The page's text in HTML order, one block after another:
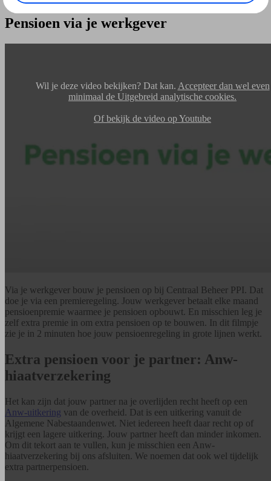
Pensioen via je werkgever
Wil je deze video bekijken? Dat kan. Accepteer dan wel even
minimaal de Uitgebreid analytische cookies.
Of bekijk de video op Youtube
Via je werkgever bouw je pensioen op bij Centraal Beheer PPI. Dat
doe je via een premieregeling. Jouw werkgever betaalt elke maand
pensioenpremie waarmee je pensioen opbouwt. En misschien leg je
zelf extra premie in om extra pensioen op te bouwen. In dit filmpje
zie je in 2 minuten hoe jouw pensioenregeling in grote lijnen werkt.
Extra pensioen voor je partner: Anw-
hiaatverzekering
Het kan zijn dat jouw partner na je overlijden recht heeft op een
Anw-uitkering van de overheid. Dat is een uitkering vanuit de
Algemene Nabestaandenwet. Niet iedereen heeft daar recht op of
krijgt een lagere uitkering. Jouw partner heeft dan minder inkomen.
Om dit tekort aan te vullen, kun je misschien een Anw-
hiaatverzekering bij ons afsluiten. We noemen dat ook wel tijdelijk
extra partnerpensioen.